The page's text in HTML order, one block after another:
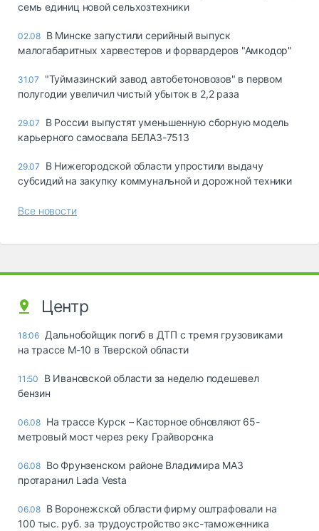
семь единиц новой сельхозтехники
02.08 В Минске запустили серийный выпуск
малогабаритных харвестеров и форвардеров "Амкодор"
31.07
"Туймазинский завод автобетоновозов" в первом
полугодии увеличил чистый убыток в 2,2 раза
29.07
В России выпустят уменьшенную сборную модель
карьерного самосвала БЕЛАЗ-7513
29.07
В Нижегородской области упростили выдачу
субсидий на закупку коммунальной и дорожной техники
Все новости
Центр
18:06 Дальнобойщик погиб в ДТП с тремя грузовиками
на трассе М-10 в Тверской области
11:50
В Ивановской области за неделю подешевел
бензин
06.08 На трассе Курск – Касторное обновляют 65-
метровый мост через реку Грайворонка
06.08 Во Фрунзенском районе Владимира МАЗ
протаранил Lada Vesta
06.08 В Воронежской области фирму оштрафовали на
100 тыс. руб. за трудоустройство экс-таможенника